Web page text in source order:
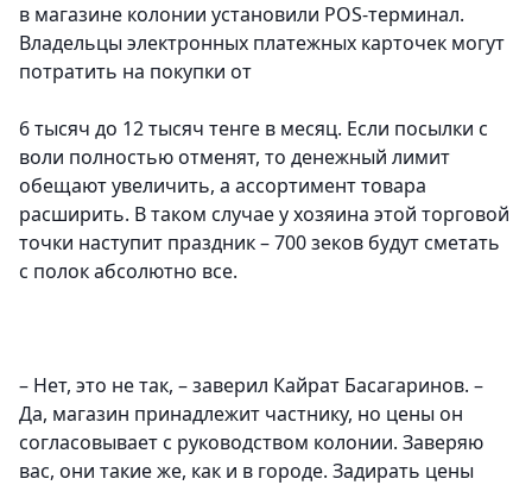
в магазине колонии установили POS-терминал.
Владельцы электронных платежных карточек могут
потратить на покупки от
6 тысяч до 12 тысяч тенге в месяц. Если посылки с
воли полностью отменят, то денежный лимит
обещают увеличить, а ассортимент товара
расширить. В таком случае у хозяина этой торговой
точки наступит праздник – 700 зеков будут сметать
с полок абсолютно все.
– Нет, это не так, – заверил Кайрат Басагаринов. –
Да, магазин принадлежит частнику, но цены он
согласовывает с руководством колонии. Заверяю
вас, они такие же, как и в городе. Задирать цены